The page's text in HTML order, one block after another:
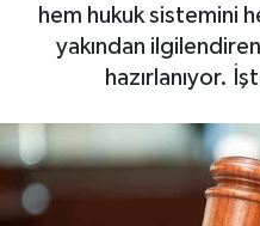
hem hukuk sistemini
yakından
hazırlanıyor.